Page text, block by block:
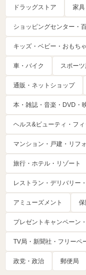
ドラッグストア 家
ショッピングセンター・
キッズ・ベビー・おもちゃ
車・バイク スポー
通販・ネットショップ
本・雑誌・音楽・DVD・
ヘルス&ビューティ・フ
マンション・戸建・リフ
旅行・ホテル・リゾート
レストラン・デリバリー
アミューズメント
プレゼントキャンペーン
TV局・新聞社・フリーペ
政党・政治 郵便局